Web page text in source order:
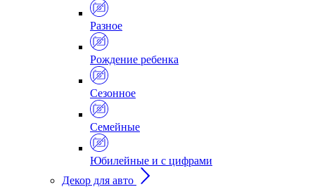
Разное
Рождение ребенка
Сезонное
Семейные
Юбилейные и с цифрами
Декор для авто